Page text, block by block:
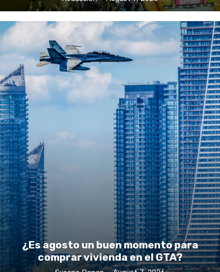
¿Es agosto un buen momento para
comprar vivienda en el GTA?